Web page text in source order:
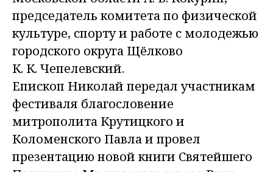
председатель комитета по физической
культуре, спорту и работе с молодежью
городского округа Щёлково
К. К. Чепелевский.
Епископ Николай передал участникам
фестиваля благословение
митрополита Крутицкого и
Коломенского Павла и провел
презентацию новой книги Святейшего